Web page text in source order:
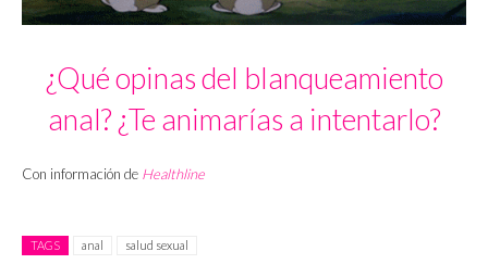
¿Qué opinas del blanqueamiento
anal? ¿Te animarías a intentarlo?
Con información de Healthline
TAGS anal salud sexual